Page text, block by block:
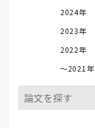
2024年
2023年
2022年
～2021年